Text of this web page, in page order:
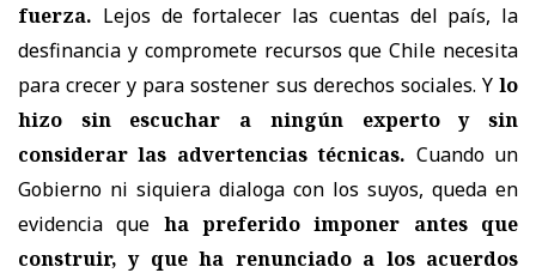
fuerza. Lejos de fortalecer las cuentas del país, la
desfinancia y compromete recursos que Chile necesita
para crecer y para sostener sus derechos sociales. Y lo
hizo sin escuchar a ningún experto y sin
considerar las advertencias técnicas. Cuando un
Gobierno ni siquiera dialoga con los suyos, queda en
evidencia que ha preferido imponer antes que
construir, y que ha renunciado a los acuerdos